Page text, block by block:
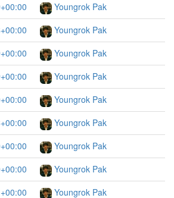
Youngrok Pak
Youngrok Pak
Youngrok Pak
Youngrok Pak
Youngrok Pak
Youngrok Pak
Youngrok Pak
Youngrok Pak
Youngrok Pak